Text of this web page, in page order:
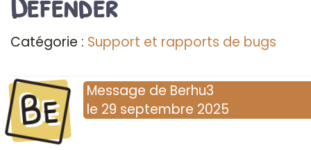
Catégorie : Support et rapports de bugs
Be Message de Berhu3
le 29 septembre 2025